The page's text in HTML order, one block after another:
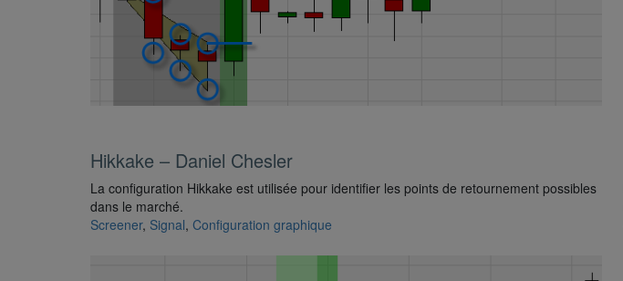
Hikkake – Daniel Chesler
La configuration Hikkake est utilisée pour identifier les points de retournement possibles
dans le marché.
Screener, Signal, Configuration graphique